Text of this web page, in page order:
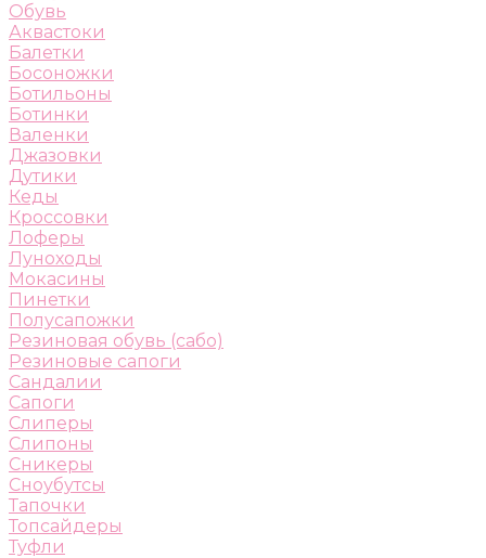
Обувь
Аквастоки
Балетки
Босоножки
Ботильоны
Ботинки
Валенки
Джазовки
Дутики
Кеды
Кроссовки
Лоферы
Луноходы
Мокасины
Пинетки
Полусапожки
Резиновая обувь (сабо)
Резиновые сапоги
Сандалии
Сапоги
Слиперы
Слипоны
Сникеры
Сноубутсы
Тапочки
Топсайдеры
Туфли